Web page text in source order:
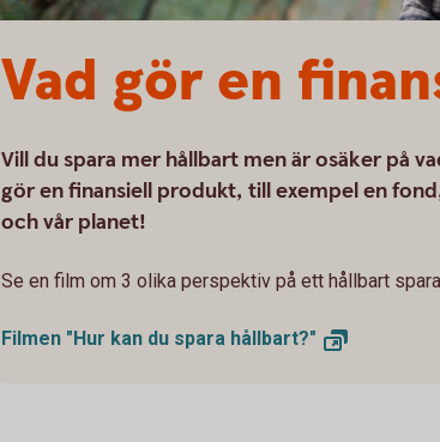
Vad gör en
Vill du spara mer hållbart men är osäker på
gör en finansiell produkt, till exempel en
och vår planet!
Se en film om 3 olika perspektiv på ett hållbart
Filmen "Hur kan du spara hållbart?"